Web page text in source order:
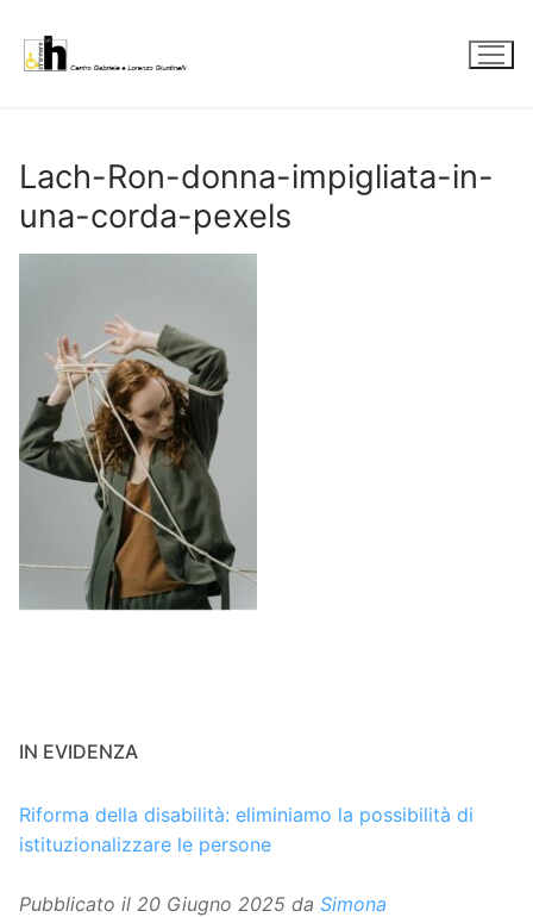
contenuto
Lach-Ron-donna-impigliata-in-
una-corda-pexels
IN EVIDENZA
Riforma della disabilità: eliminiamo la possibilità di
istituzionalizzare le persone
Pubblicato il 20 Giugno 2025 da Simona